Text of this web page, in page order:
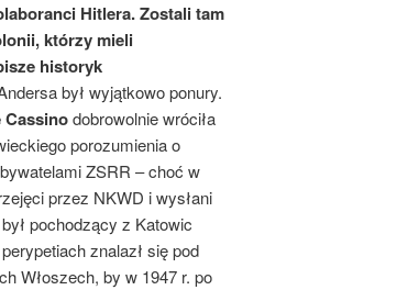
Hitlera. Zostali tam
którzy mieli
historyk
był wyjątkowo ponury.
dobrowolnie wróciła
porozumienia o
ZSRR – choć w
przez NKWD i wysłani
pochodzący z Katowic
znalazł się pod
Włoszech, by w 1947 r. po